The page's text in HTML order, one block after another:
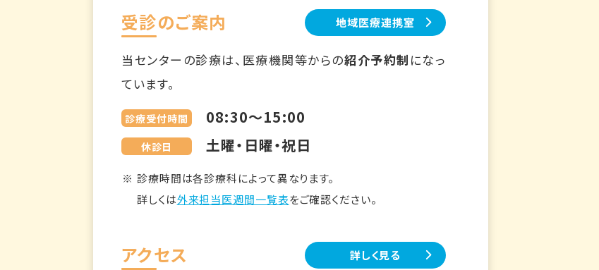
受診のご案内 地域医療連携室
当センターの診療は、医療機関等からの紹介予約制 になっ
ています。
診療受付時間 08:30～15:00
休診日 土曜・日曜・祝日
診療時間は各診療科によって異なります。
詳しくは外来担当医週間一覧表をご確認ください。
アクセス 詳しく見る